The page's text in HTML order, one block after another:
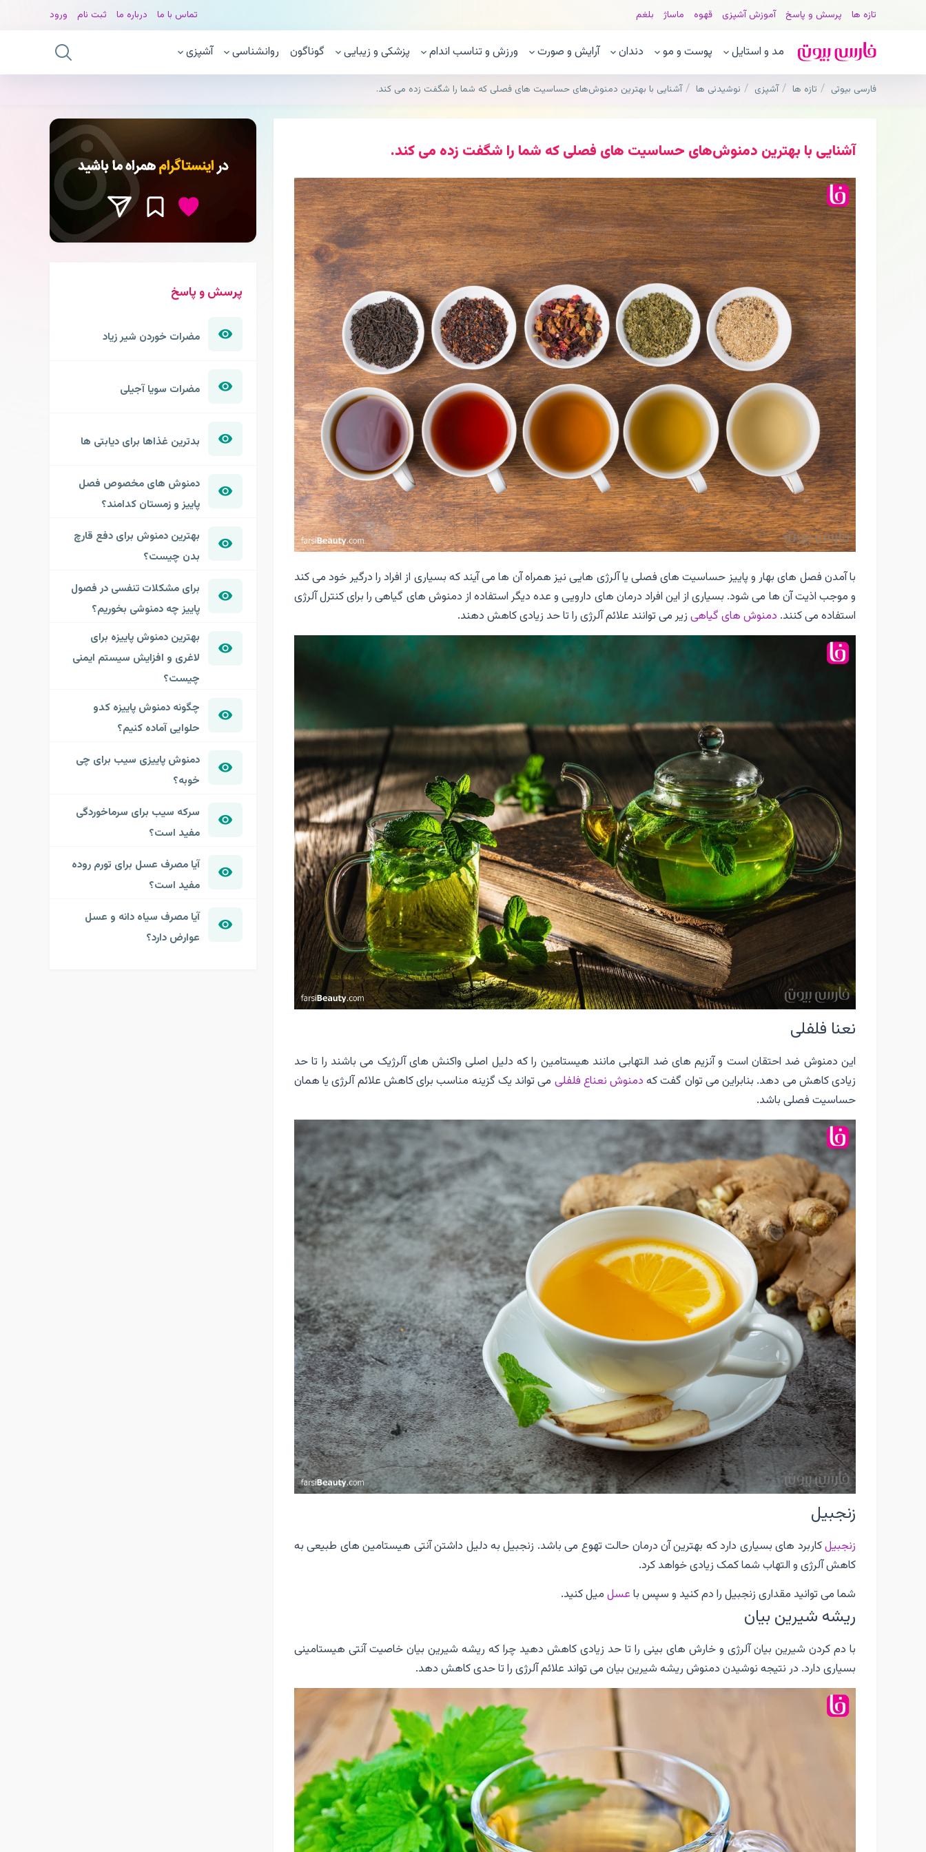
تازه ها پرسش و پاسخ آموزش آشپزی قهوه ماساژ بلغم تماس با ما درباره ما ثبت نام ورود
مد و استایل پوست و مو دندان آرایش و صورت ورزش و تناسب اندام پزشکی و زیبایی گوناگون روانشناسی آشپزی
فارسی بیوتی تازه ها آشپزی نوشیدنی ها آشنایی با بهترین دمنوش‌های حساسیت های فصلی که شما را شگفت زده می کند.
آشنایی با بهترین دمنوش‌های حساسیت های فصلی که شما را شگفت زده می کند.
با آمدن فصل های بهار و پاییز حساسیت های فصلی یا آلرژی هایی نیز همراه آن ها می آیند که بسیاری از افراد را درگیر خود می کند
و موجب اذیت آن ها می شود. بسیاری از این افراد درمان های دارویی و عده دیگر استفاده از دمنوش های گیاهی را برای کنترل آلرژی
استفاده می کنند. دمنوش های گیاهیزیر می توانند علائم آلرژی را تا حد زیادی کاهش دهند.
نعنا فلفلی
این دمنوش ضد احتقان است و آنزیم های ضد التهابی مانند هیستامین را که دلیل اصلی واکنش های آلرژیک می باشند را تا حد
زیادی کاهش می دهد. بنابراین می توان گفت کهدمنوش نعناع فلفلی می تواند یک گزینه مناسب برای کاهش علائم آلرژی یا همان
حساسیت فصلی باشد.
زنجبیل
زنجبیلکاربرد های بسیاری دارد که بهترین آن درمان حالت تهوع می باشد. زنجبیل به دلیل داشتن آنتی هیستامین های طبیعی به
کاهش آلرژی و التهاب شما کمک زیادی خواهد کرد.
شما می توانید مقداری زنجبیل را دم کنید و سپس باعسلمیل کنید.
ریشه شیرین بیان
با دم کردن شیرین بیان آلرژی و خارش های بینی را تا حد زیادی کاهش دهید چرا که ریشه شیرین بیان خاصیت آنتی هیستامینی
بسیاری دارد. در نتیجه نوشیدن دمنوش ریشه شیرین بیان می تواند علائم آلرژی را تا حدی کاهش دهد.
پرسش و پاسخ
مضرات خوردن شیر زیاد
مضرات سویا آجیلی
بدترین غذاها برای دیابتی ها
دمنوش های مخصوص فصل
پاییز و زمستان کدامند؟
بهترین دمنوش برای دفع قارچ
بدن چیست؟
برای مشکلات تنفسی در فصول
پاییز چه دمنوشی بخوریم؟
بهترین دمنوش پاییزه برای
لاغری و افزایش سیستم ایمنی
چیست؟
چگونه دمنوش پاییزه کدو
حلوایی آماده کنیم؟
دمنوش پاییزی سیب برای چی
خوبه؟
سرکه سیب برای سرماخوردگی
مفید است؟
آیا مصرف عسل برای تورم روده
مفید است؟
آیا مصرف سیاه دانه و عسل
عوارض دارد؟